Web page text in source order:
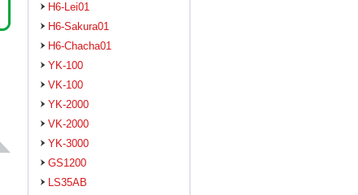
H6-Lei01
H6-Sakura01
H6-Chacha01
YK-100
VK-100
YK-2000
VK-2000
YK-3000
GS1200
LS35AB